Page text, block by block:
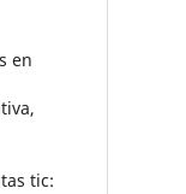
en
tic: